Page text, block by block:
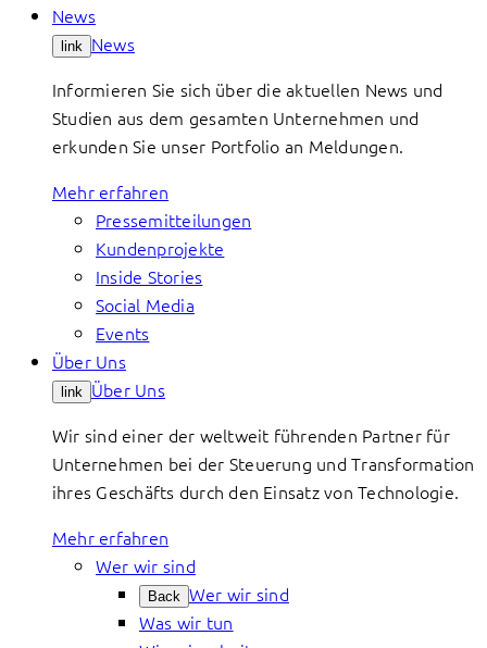
News
link News
Informieren Sie sich über die aktuellen News und
Studien aus dem gesamten Unternehmen und
erkunden Sie unser Portfolio an Meldungen.
Mehr erfahren
Pressemitteilungen
Kundenprojekte
Inside Stories
Social Media
Events
Über Uns
link Über Uns
Wir sind einer der weltweit führenden Partner für
Unternehmen bei der Steuerung und Transformation
ihres Geschäfts durch den Einsatz von Technologie.
Mehr erfahren
Wer wir sind
Back Wer wir sind
Was wir tun